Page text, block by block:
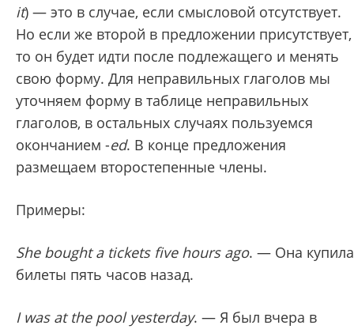
it) — это в случае, если смысловой отсутствует.
Но если же второй в предложении присутствует,
то он будет идти после подлежащего и менять
свою форму. Для неправильных глаголов мы
уточняем форму в таблице неправильных
глаголов, в остальных случаях пользуемся
окончанием -ed. В конце предложения
размещаем второстепенные члены.
Примеры:
She bought a tickets five hours ago. — Она купила
билеты пять часов назад.
I was at the pool yesterday. — Я был вчера в